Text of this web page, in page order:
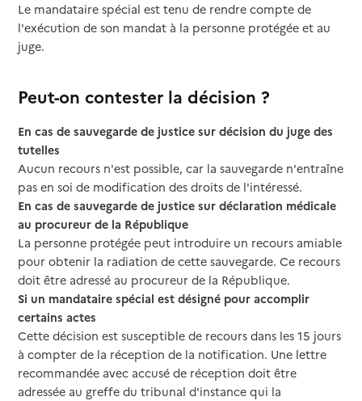
Le mandataire spécial est tenu de rendre compte de
l'exécution de son mandat à la personne protégée et au
juge.
Peut-on contester la décision ?
En cas de sauvegarde de justice sur décision du juge des
tutelles
Aucun recours n'est possible, car la sauvegarde n'entraîne
pas en soi de modification des droits de l'intéressé.
En cas de sauvegarde de justice sur déclaration médicale
au procureur de la République
La personne protégée peut introduire un recours amiable
pour obtenir la radiation de cette sauvegarde. Ce recours
doit être adressé au procureur de la République.
Si un mandataire spécial est désigné pour accomplir
certains actes
Cette décision est susceptible de recours dans les 15 jours
à compter de la réception de la notification. Une lettre
recommandée avec accusé de réception doit être
adressée au greffe du tribunal d'instance qui la